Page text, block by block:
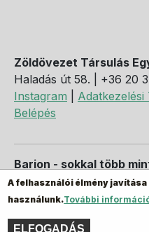
Zöldövezet Társulás
Haladás út 58. | +36 20
Instagram
Adatkezelési
Belépés
Barion - sokkal több
A felhasználói élmény
használunk.További
ELFOGADÁS